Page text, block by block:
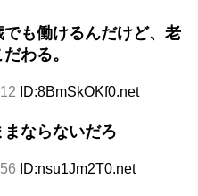
も働けるんだけど、老
わる。
ID:8BmSkOKf0.net
ならないだろ
ID:nsu1Jm2T0.net